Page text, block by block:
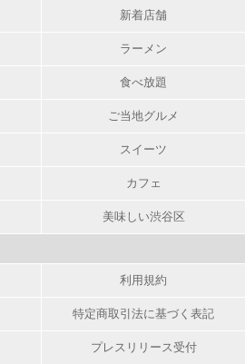
新着店舗
ラーメン
食べ放題
ご当地グルメ
スイーツ
カフェ
美味しい渋谷区
利用規約
特定商取引法に基づく表記
プレスリリース受付